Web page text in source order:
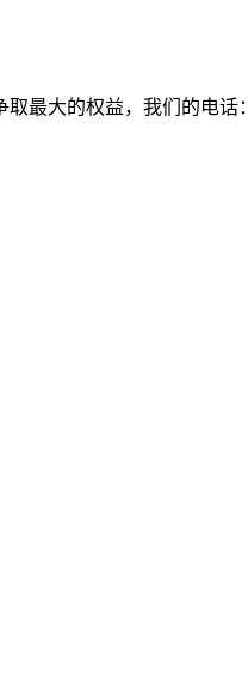
大的权益，我们的电话：